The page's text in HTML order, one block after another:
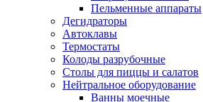
Пельменные аппараты
Дегидраторы
Автоклавы
Термостаты
Колоды разрубочные
Столы для пиццы и салатов
Нейтральное оборудование
Ванны моечные